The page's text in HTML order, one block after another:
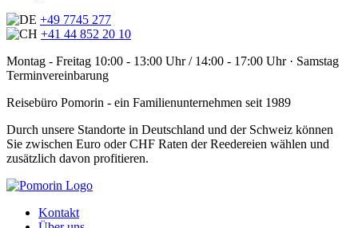
+49 7745 277
+41 44 852 20 10
Montag - Freitag 10:00 - 13:00 Uhr / 14:00 - 17:00 Uhr · Samstag
Terminvereinbarung
Reisebüro Pomorin - ein Familienunternehmen seit 1989
Durch unsere Standorte in Deutschland und der Schweiz können
Sie zwischen Euro oder CHF Raten der Reedereien wählen und
zusätzlich davon profitieren.
Kontakt